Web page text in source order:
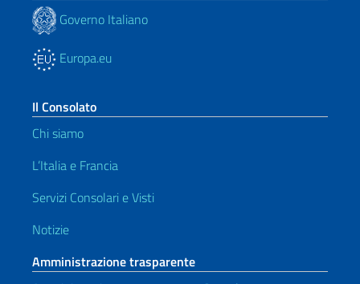
Governo Italiano
Europa.eu
Il Consolato
Chi siamo
L’Italia e Francia
Servizi Consolari e Visti
Notizie
Amministrazione trasparente